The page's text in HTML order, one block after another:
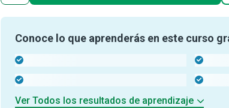
Conoce lo que aprenderás en este curso
Ver Todos los resultados de aprendizaje